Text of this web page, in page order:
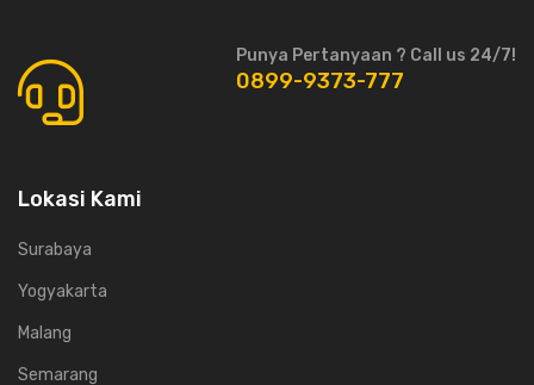
Punya Pertanyaan ? Call us 24/7!
0899-9373-777
Lokasi Kami
Surabaya
Yogyakarta
Malang
Semarang